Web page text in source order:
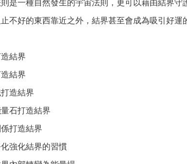
是一種自然發生的宇宙法則，更可以藉由結界守
不好的東西靠近之外，結界甚至會成為吸引好運
結界
結界
造結界
石打造結界
打造結界
強化結界的習慣